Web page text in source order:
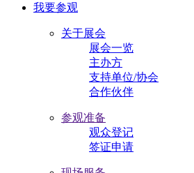
我要参观
关于展会
展会一览
主办方
支持单位/协会
合作伙伴
参观准备
观众登记
签证申请